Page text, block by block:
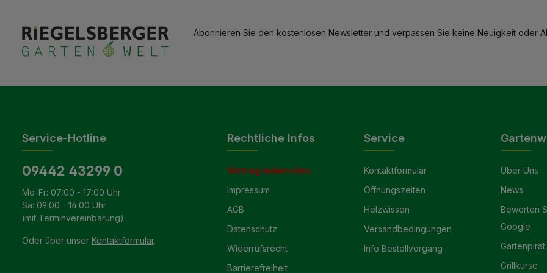
Abonnieren Sie den kostenlosen Newsletter und verpassen Sie keine Neuigkeit oder
Service-Hotline
09442 43299 0
Mo-Fr: 07:00 - 17:00 Uhr
Sa: 09:00 - 14:00 Uhr
(mit Terminvereinbarung)
Oder über unser Kontaktformular.
Rechtliche Infos
Vertrag widerrufen
Impressum
AGB
Datenschutz
Widerrufsrecht
Barrierefreiheit
Service
Kontaktformular
Öffnungszeiten
Holzwissen
Versandbedingungen
Info Bestellvorgang
Über Uns
News
Bewerten
Google
Gartenpirat
Grillkurse